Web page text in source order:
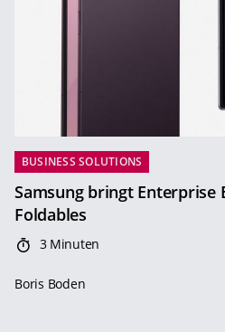
BUSINESS SOLUTIONS
Samsung bringt Enterprise
Foldables
3 Minuten
Boris Boden